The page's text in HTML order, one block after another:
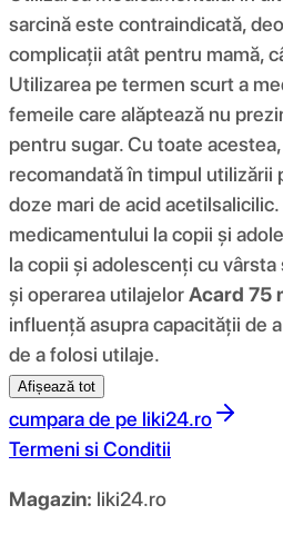
sarcină este contraindicată,
complicații atât pentru mamă,
Utilizarea pe termen scurt a
femeile care alăptează nu
pentru sugar. Cu toate
recomandată în timpul utilizării
doze mari de acid
medicamentului la copii și
la copii și adolescenți cu
și operarea utilajelorAcard 75
influență asupra capacității de
de a folosi utilaje.
Afișează tot
cumpara de pe liki24.ro
Termeni si Conditii
Magazin: liki24.ro